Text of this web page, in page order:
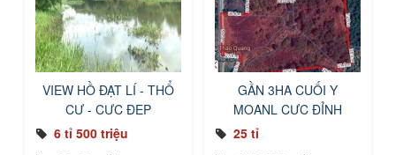
VIEW HỒ ĐẠT LÍ - THỔ
CƯ - CỰC ĐẸP
6 tỉ 500 triệu
GẦN 3HA CUỐI Y
MOANL CỰC ĐỈNH
25 tỉ